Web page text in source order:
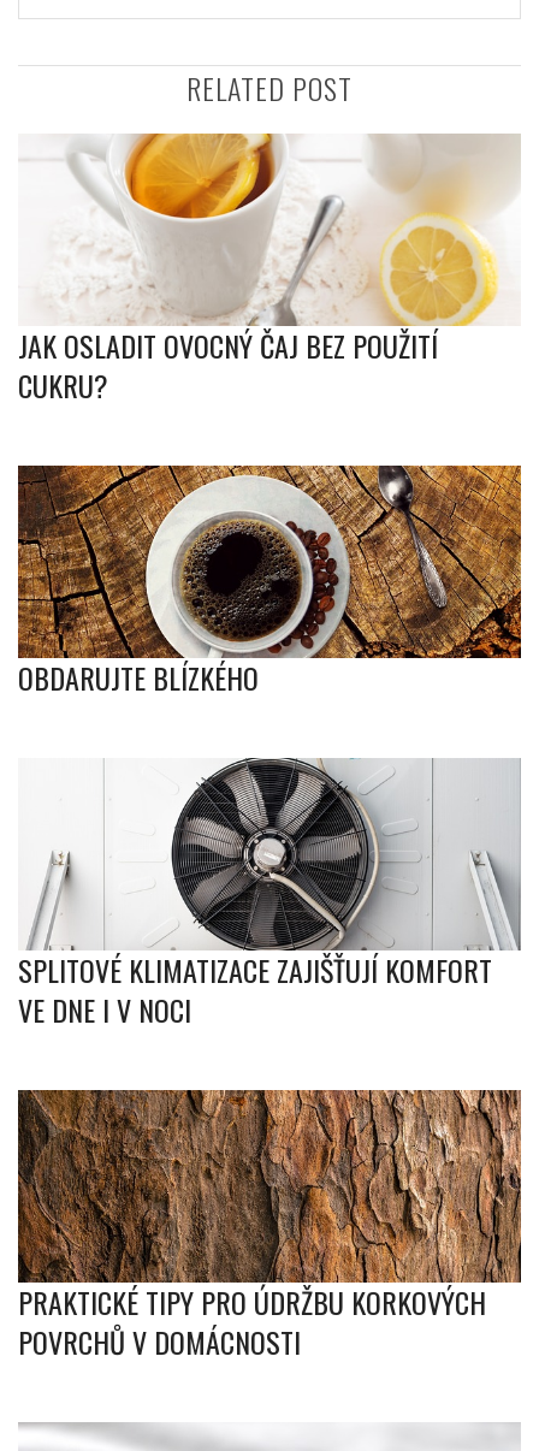
RELATED POST
JAK OSLADIT OVOCNÝ ČAJ BEZ POUŽITÍ
CUKRU?
OBDARUJTE BLÍZKÉHO
SPLITOVÉ KLIMATIZACE ZAJIŠŤUJÍ KOMFORT
VE DNE I V NOCI
PRAKTICKÉ TIPY PRO ÚDRŽBU KORKOVÝCH
POVRCHŮ V DOMÁCNOSTI